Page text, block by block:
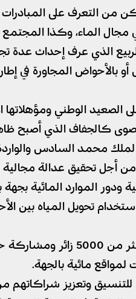
من التعرف على
مجال الماء، وكذا
الربيع الذي عرف إحداث
المجاورة في
الوطني ومؤهلاتها
كالجفاف الذي أصبح
السادس والواردة في
أجل تحقيق عدالة
الموارد المائية
استخدام تحويل المياه
شريكا .
مائية بالجهة.
وتعزيز شراكاتهم من